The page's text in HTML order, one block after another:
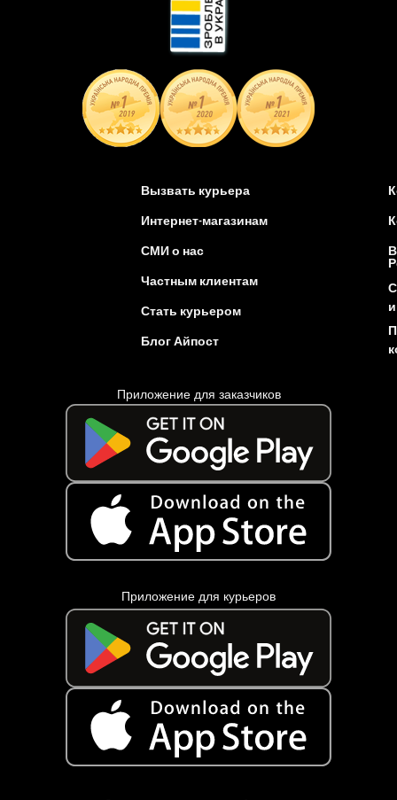
Вызвать курьера
Интернет-магазинам
СМИ о нас
Частным клиентам
Стать курьером
Блог Айпост
Приложение для заказчиков
Приложение для курьеров